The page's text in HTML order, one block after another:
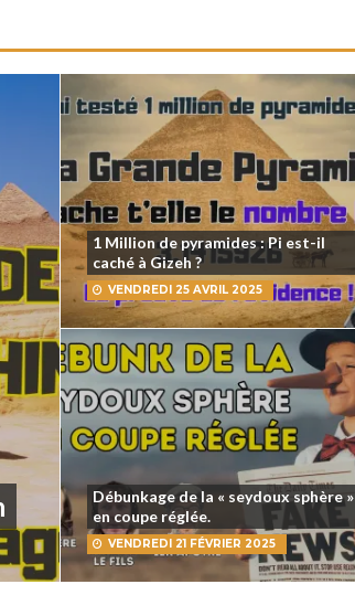
1 Million de pyramides : Pi est-il
caché à Gizeh ?
VENDREDI 25 AVRIL 2025
Débunkage de la « seydoux sphère »
en coupe réglée.
VENDREDI 21 FÉVRIER 2025